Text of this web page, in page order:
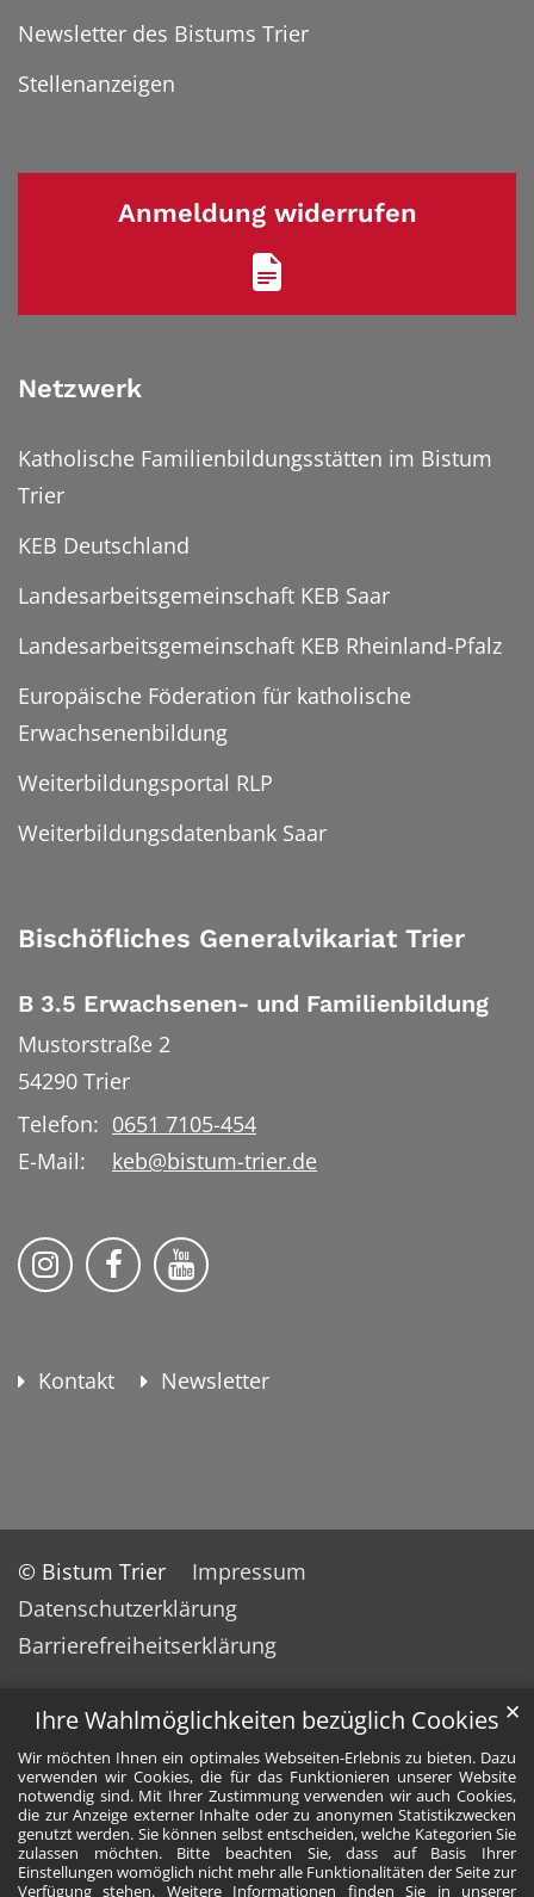
Ihre Wahlmöglichkeiten bezüglich Cookies
Wir möchten Ihnen ein optimales Webseiten-Erlebnis zu bieten. Dazu
verwenden wir Cookies, die für das Funktionieren unserer Website
notwendig sind. Mit Ihrer Zustimmung verwenden wir auch Cookies,
die zur Anzeige externer Inhalte oder zu anonymen Statistikzwecken
genutzt werden. Sie können selbst entscheiden, welche Kategorien Sie
zulassen möchten. Bitte beachten Sie, dass auf Basis Ihrer
Einstellungen womöglich nicht mehr alle Funktionalitäten der Seite zur
Verfügung stehen. Weitere Informationen finden Sie in unserer
✕
Newsletter des Bistums Trier
Stellenanzeigen
Anmeldung widerrufen
Netzwerk
Katholische Familienbildungsstätten im Bistum
Trier
KEB Deutschland
Landesarbeitsgemeinschaft KEB Saar
Landesarbeitsgemeinschaft KEB Rheinland-Pfalz
Europäische Föderation für katholische
Erwachsenenbildung
Weiterbildungsportal RLP
Weiterbildungsdatenbank Saar
Bischöfliches Generalvikariat Trier
B 3.5 Erwachsenen- und Familienbildung
Mustorstraße 2
54290 Trier
Telefon: 0651 7105-454
E-Mail:
keb@bistum-trier.de
KEB Bildung Leben auf Instagram
KEB Bildung Leben auf Facebook
KEB Bildung Leben auf
Kontakt Newsletter
© Bistum Trier
Impressum
Datenschutzerklärung
Barrierefreiheitserklärung